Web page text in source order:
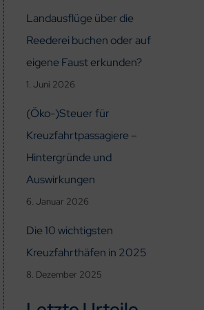
Landausflüge über die
Reederei buchen oder auf
eigene Faust erkunden?
1. Juni 2026
(Öko-)Steuer für
Kreuzfahrtpassagiere –
Hintergründe und
Auswirkungen
6. Januar 2026
Die 10 wichtigsten
Kreuzfahrthäfen in 2025
8. Dezember 2025